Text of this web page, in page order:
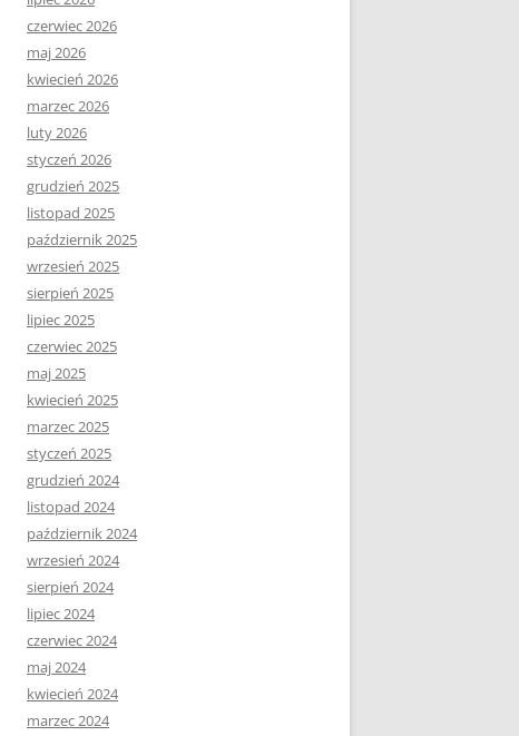
czerwiec 2026
maj 2026
kwiecień 2026
marzec 2026
luty 2026
styczeń 2026
grudzień 2025
listopad 2025
październik 2025
wrzesień 2025
sierpień 2025
lipiec 2025
czerwiec 2025
maj 2025
kwiecień 2025
marzec 2025
styczeń 2025
grudzień 2024
listopad 2024
październik 2024
wrzesień 2024
sierpień 2024
lipiec 2024
czerwiec 2024
maj 2024
kwiecień 2024
marzec 2024